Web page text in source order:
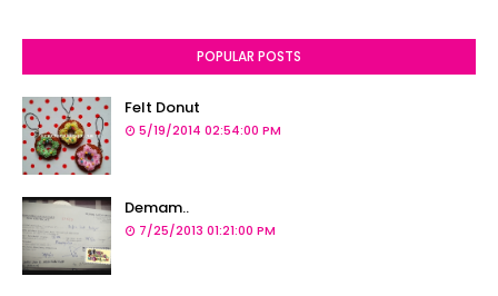
POPULAR POSTS
Felt Donut
5/19/2014 02:54:00 PM
Demam..
7/25/2013 01:21:00 PM